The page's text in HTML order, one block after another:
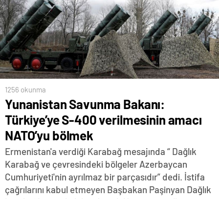
1256 okunma
Yunanistan Savunma Bakanı:
Türkiye’ye S-400 verilmesinin amacı
NATO’yu bölmek
Ermenistan'a verdiği Karabağ mesajında “ Dağlık
Karabağ ve çevresindeki bölgeler Azerbaycan
Cumhuriyeti'nin ayrılmaz bir parçasıdır” dedi. İstifa
çağrılarını kabul etmeyen Başbakan Paşinyan Dağlık